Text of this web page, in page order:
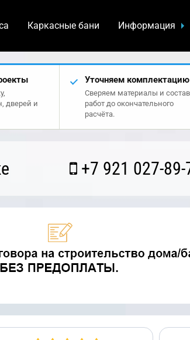
Каркасные бани Информация
дверей и
Уточняем комплектацию
Сверяем материалы и состав
работ до окончательного
расчёта.
+7 921 027-89-